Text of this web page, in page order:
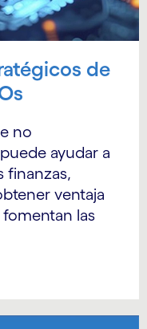
de
no
ayudar a
finanzas,
ventaja
las